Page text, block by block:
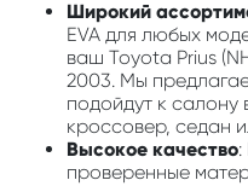
Широкий
EVA для любых
ваш Toyota Prius
2003. Мы
подойдут к салону
кроссовер, седан
Высокое качество
проверенные